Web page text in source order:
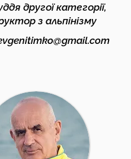
другої категорії,
з альпінізму